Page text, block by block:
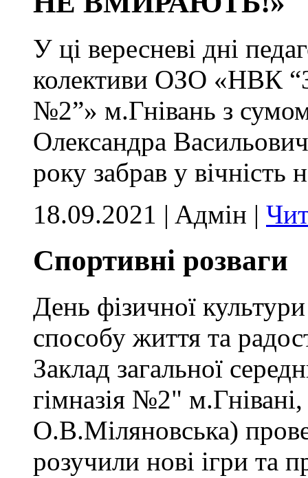
У ці вересневі дні
колективи ОЗО «НВК
№2”» м.Гнівань з
Олександра
року забрав у
18.09.2021 | Aдмін |
Спортивні розваги
День фізичної
способу життя та
Заклад загальної
гімназія №2"
О.В.Міляновська)
розучили нові ігри та